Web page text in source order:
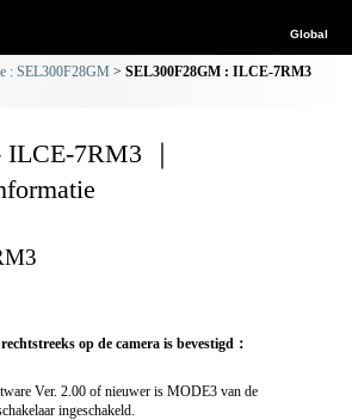
Global
: SEL300F28GM
SEL300F28GM : ILCE-7RM3
7RM3 ｜
op de camera is bevestigd：
Ver. 2.00 of nieuwer is MODE3 van de
ingeschakeld.